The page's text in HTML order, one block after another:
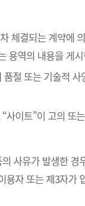
결되는 계약에
용역의 내용을 게
절 또는 기술적
이트”이 고의 또
사유가 발생한
자 또는 제3자가